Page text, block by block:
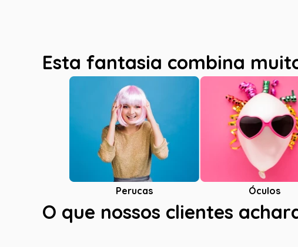
Esta fantasia combina
Perucas Óculos
O que nossos clientes